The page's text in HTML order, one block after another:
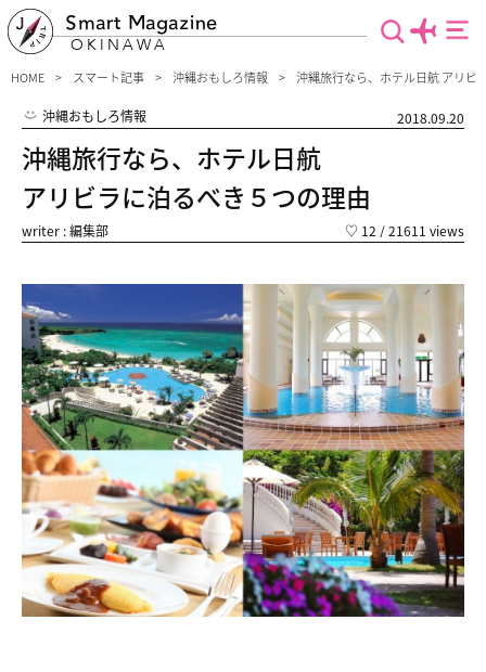
Smart Magazine
OKINAWA
HOME スマート記事 沖縄おもしろ情報 沖縄旅行なら、ホテル日航 アリビ
沖縄おもしろ情報 2018.09.20
沖縄旅行なら、ホテル日航
アリビラに泊るべき５つの理由
writer : 編集部 ♡ 12 / 21611 views